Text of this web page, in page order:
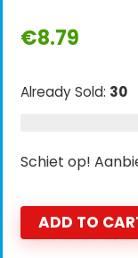
€8.79
Already Sold: 30
Schiet op!
ADD TO